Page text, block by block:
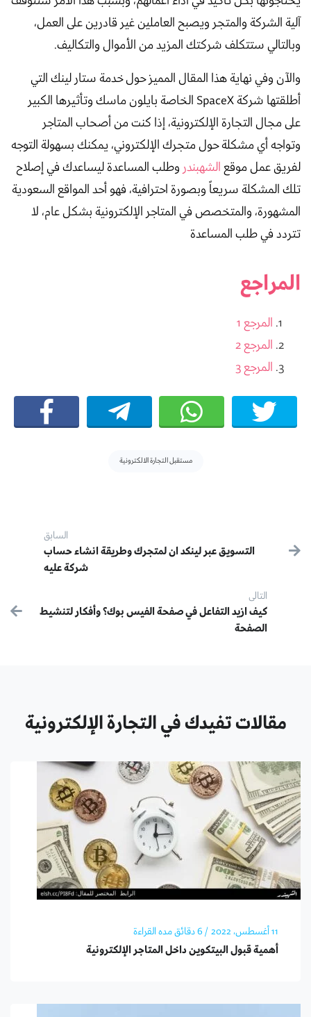
آلية الشركة والمتجر ويصبح العاملين غير قادرين على العمل،
وبالتالي ستتكلف شركتك المزيد من الأموال والتكاليف.
والآن وفي نهاية هذا المقال المميز حول خدمة ستار لينك التي
أطلقتها شركة SpaceX الخاصة بايلون ماسك وتأثيرها الكبير
على مجال التجارة الإلكترونية، إذا كنت من أصحاب المتاجر
وتواجه أي مشكلة حول متجرك الإلكتروني، يمكنك بسهولة التوجه
لفريق عمل موقعالشهبندروطلب المساعدة ليساعدك في إصلاح
تلك المشكلة سريعاً وبصورة احترافية، فهو أحد المواقع السعودية
المشهورة، والمتخصص في المتاجر الإلكترونية بشكل عام، لا
تتردد في طلب المساعدة
المراجع
المرجع 1
المرجع 2
المرجع 3
مستقبل التجارة الالكترونية
Post navigation السابق
سابق:التسويق عبر لينكد ان لمتجرك وطريقة انشاء حساب
شركة عليه
التالى
التالى:
كيف ازيد التفاعل في صفحة الفيس بوك؟ وأفكار لتنشيط
الصفحة
مقالات تفيدك في التجارة الإلكترونية
11 أغسطس، 2022 / 6 دقائق مده القراءة
أهمية قبول البيتكوين داخل المتاجر الإلكترونية